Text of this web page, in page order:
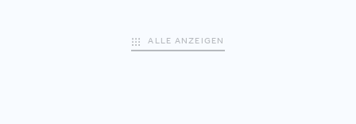
ALLE ANZEIGEN